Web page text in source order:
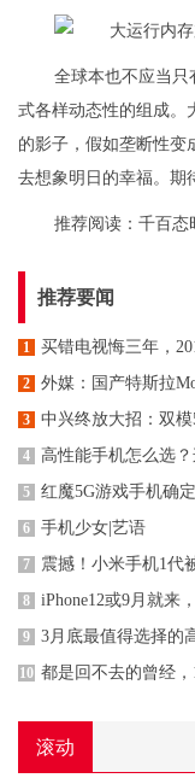
全球本也不应当只
式各样动态性的组成。
的影子，假如垄断性变
去想象明日的幸福。期
推荐阅读： 千百态
推荐要闻
1 买错电视悔三年，
2 外媒：国产特斯拉
3 中兴终放大招：双
4 高性能手机怎么选
5 红魔5G游戏手机确
6 手机少女|艺语
7 震撼！小米手机1代
8 iPhone12或9月就来
9 3月底最值得选择的
10 都是回不去的曾经
滚动